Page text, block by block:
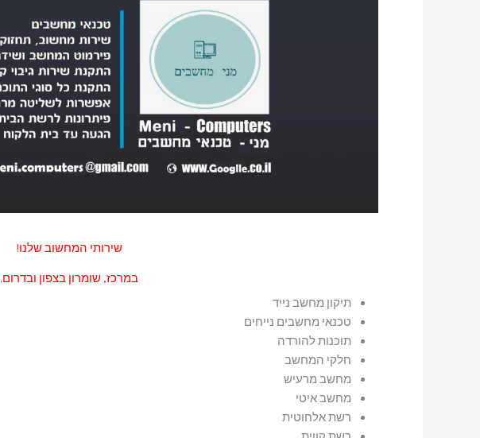
שירותי המחשוב שלנו!
במרכז, שומרון בצפון ובדרום.
תיקון מחשב נייד
טכנאי מחשבים נייחים
תוכנות להורדה
חלקי המחשב
מחשב מרעיש
מחשב איטי
רשת אלחוטית